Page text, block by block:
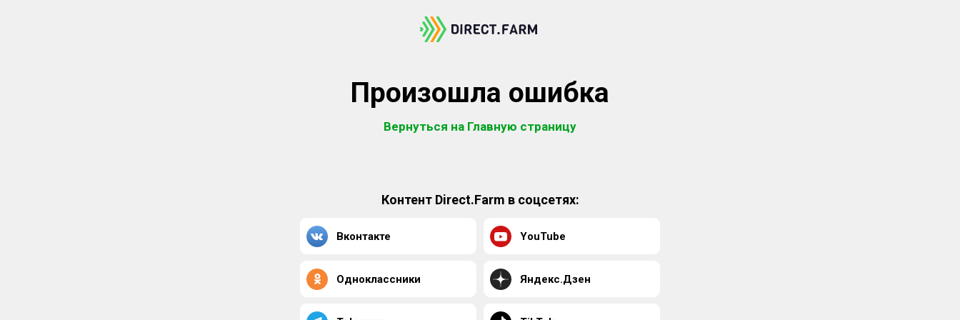
Произошла ошибка
Вернуться на Главную страницу
Контент Direct.Farm в соцсетях:
Вконтакте YouTube
Одноклассники Яндекс.Дзен